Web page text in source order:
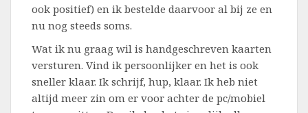
ook positief) en ik bestelde daarvoor al bij ze en
nu nog steeds soms.
Wat ik nu graag wil is handgeschreven kaarten
versturen. Vind ik persoonlijker en het is ook
sneller klaar. Ik schrijf, hup, klaar. Ik heb niet
altijd meer zin om er voor achter de pc/mobiel